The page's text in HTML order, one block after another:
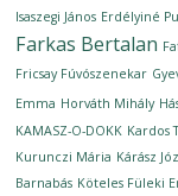
Isaszegi János Erdélyiné
Farkas Bertalan
Fricsay Fúvószenekar
Emma Horváth Mihály
KAMASZ-O-DOKK Kardos
Kurunczi Mária Kárász
Barnabás Köteles Füleki